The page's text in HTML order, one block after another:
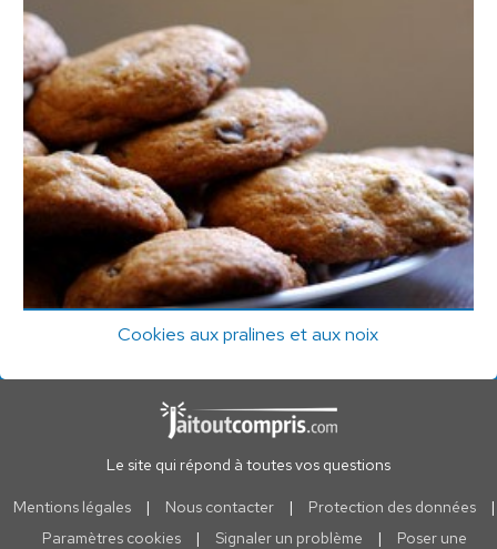
Cookies aux pralines et aux noix
Le site qui répond à toutes vos questions
Mentions légales | Nous contacter | Protection des données
|
Paramètres cookies
| Signaler un problème | Poser une